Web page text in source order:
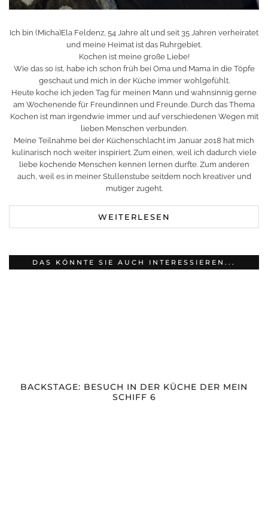
Ich bin (Micha)Ela Feldenz, 54 Jahre alt und seit 35 Jahren verheiratet
und meine Heimat ist das Ruhrgebiet.
Kochen ist meine große Liebe!
Wie das so ist, habe ich schon früh bei Oma und Mama in die Töpfe
geschaut und mich in der Küche immer wohlgefühlt.
Heute koche ich jeden Tag für meinen Mann und wahnsinnig gerne
am Wochenende für Freundinnen und Freunde. Durch das Thema
Kochen ist man irgendwie immer und auf verschiedenen Wegen mit
lieben Menschen verbunden.
Meine Teilnahme bei der Küchenschlacht im Januar 2018 hat mich
kulinarisch noch weiter inspiriert. Zum einen, weil ich dadurch viele
liebe kochende Menschen kennen lernen durfte. Zum anderen
auch, weil es in meiner Stullenstube seitdem noch kreativer und
mutiger zugeht.
WEITERLESEN
DAS KÖNNTE SIE AUCH INTERESSIEREN...
BACKSTAGE: BESUCH IN DER KÜCHE DER MEIN
SCHIFF 6